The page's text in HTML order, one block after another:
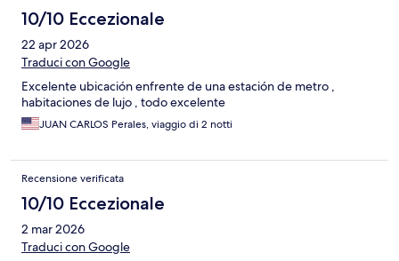
10/10 Eccezionale
22 apr 2026
Traduci con Google
Excelente ubicación enfrente de una estación de metro ,
habitaciones de lujo , todo excelente
JUAN CARLOS Perales, viaggio di 2 notti
Recensione verificata
10/10 Eccezionale
2 mar 2026
Traduci con Google